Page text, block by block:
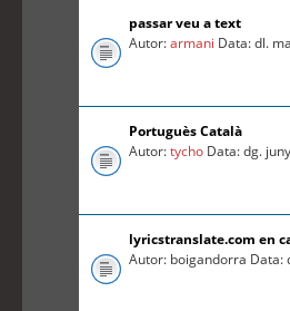
passar veu a text
Autor:armani Data: dl.
Portuguès Català
Autor:tycho Data: dg.
lyricstranslate.com en
Autor: boigandorra Data: